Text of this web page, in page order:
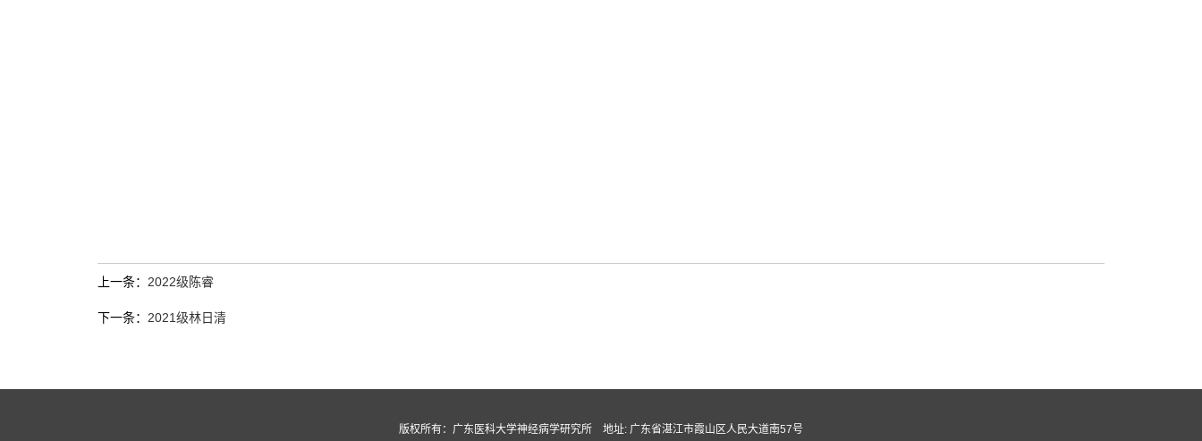
上一条： 2022级陈睿
下一条： 2021级林日清
版权所有：广东医科大学神经病学研究所 地址: 广东省湛江市霞山区人民大道南57号